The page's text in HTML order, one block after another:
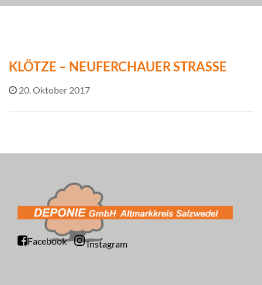
KLÖTZE – NEUFERCHAUER STRASSE
20. Oktober 2017
Facebook Instagram